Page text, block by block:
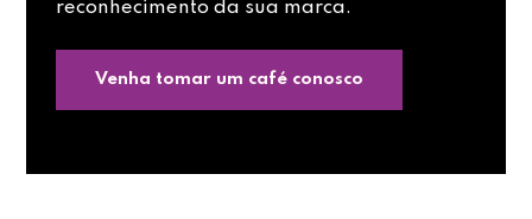
reconhecimento da sua marca.
Venha tomar um café conosco